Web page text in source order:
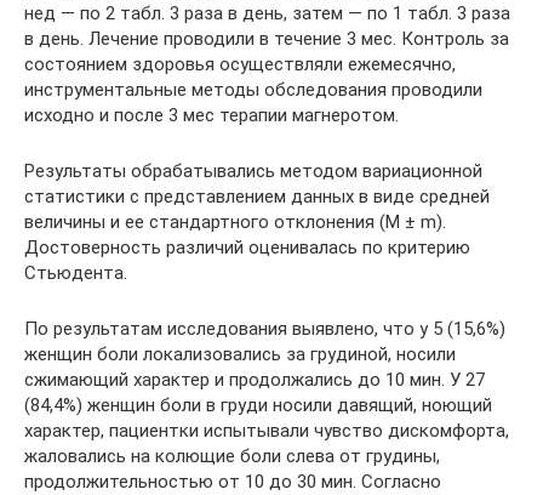
нед — по 2 табл. 3 раза в день, затем — по 1 табл. 3 раза
в день. Лечение проводили в течение 3 мес. Контроль за
состоянием здоровья осуществляли ежемесячно,
инструментальные методы обследования проводили
исходно и после 3 мес терапии магнеротом.
Результаты обрабатывались методом вариационной
статистики с представлением данных в виде средней
величины и ее стандартного отклонения (M ± m).
Достоверность различий оценивалась по критерию
Стьюдента.
По результатам исследования выявлено, что у 5 (15,6%)
женщин боли локализовались за грудиной, носили
сжимающий характер и продолжались до 10 мин. У 27
(84,4%) женщин боли в груди носили давящий, ноющий
характер, пациентки испытывали чувство дискомфорта,
жаловались на колющие боли слева от грудины,
продолжительностью от 10 до 30 мин. Согласно